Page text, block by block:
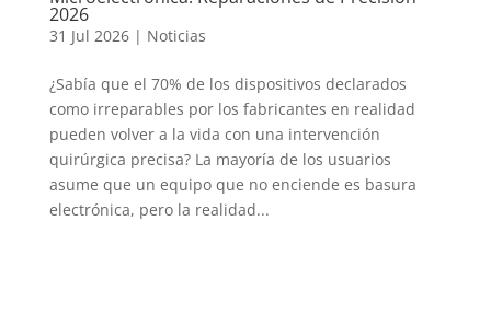
2026
31 Jul 2026| Noticias
¿Sabía que el 70% de los dispositivos declarados
como irreparables por los fabricantes en realidad
pueden volver a la vida con una intervención
quirúrgica precisa? La mayoría de los usuarios
asume que un equipo que no enciende es basura
electrónica, pero la realidad...